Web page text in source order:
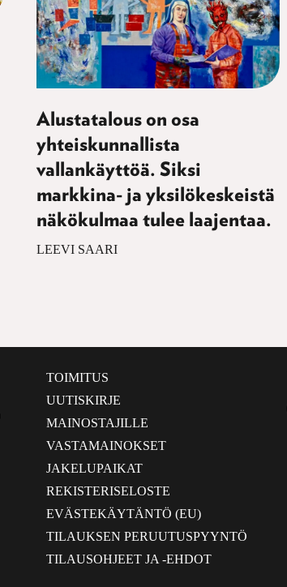
Alustatalous on osa
yhteiskunnallista
vallankäyttöä. Siksi
markkina- ja yksilökeskeistä
näkökulmaa tulee laajentaa.
LEEVI SAARI
TOIMITUS
UUTISKIRJE
MAINOSTAJILLE
VASTAMAINOKSET
JAKELUPAIKAT
REKISTERISELOSTE
EVÄSTEKÄYTÄNTÖ (EU)
TILAUKSEN PERUUTUSPYYNTÖ
TILAUSOHJEET JA -EHDOT